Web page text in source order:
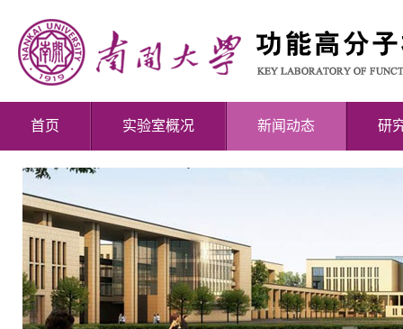
首页 实验室概况 新闻动态 研